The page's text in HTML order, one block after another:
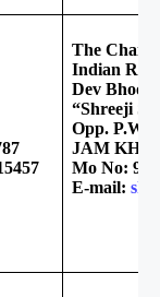
The
Indian Red
Dev
“Shreeji
Opp.
JAM
Mo No:
E-mail: